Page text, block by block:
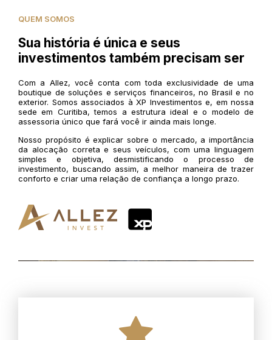
QUEM SOMOS
Sua história é única e seus
investimentos também precisam ser
Com a Allez, você conta com toda exclusividade de uma
boutique de soluções e serviços financeiros, no Brasil e no
exterior. Somos associados à XP Investimentos e, em nossa
sede em Curitiba, temos a estrutura ideal e o modelo de
assessoria único que fará você ir ainda mais longe.
Nosso propósito é explicar sobre o mercado, a importância
da alocação correta e seus veículos, com uma linguagem
simples e objetiva, desmistificando o processo de
investimento, buscando assim, a melhor maneira de trazer
conforto e criar uma relação de confiança a longo prazo.